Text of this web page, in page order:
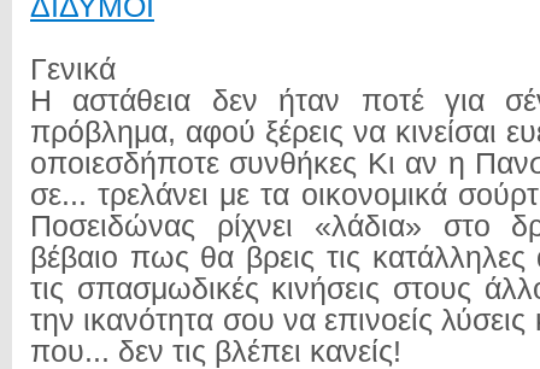
ΔΙΔΥΜΟΙ
Γενικά
Η αστάθεια δεν ήταν ποτέ για
πρόβλημα, αφού ξέρεις να κινείσαι
οποιεσδήποτε συνθήκες Κι αν η
σε... τρελάνει με τα οικονομικά
Ποσειδώνας ρίχνει «λάδια» στο
βέβαιο πως θα βρεις τις
τις σπασμωδικές κινήσεις στους
την ικανότητα σου να επινοείς λύσεις
που... δεν τις βλέπει κανείς!